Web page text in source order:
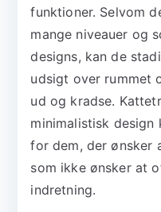
funktioner. Selvom
mange niveauer og
designs, kan de
udsigt over rummet
ud og kradse.
minimalistisk
for dem, der ønsker
som ikke ønsker at
indretning.